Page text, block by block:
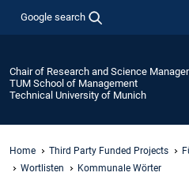
Google search
Chair of Research and Science
TUM School of Management
Technical University of Munich
Home Third Party Funded Projects
Wortlisten
Kommunale Wörter